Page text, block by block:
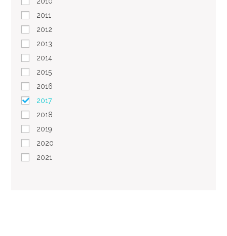
2011
2012
2013
2014
2015
2016
2017
2018
2019
2020
2021